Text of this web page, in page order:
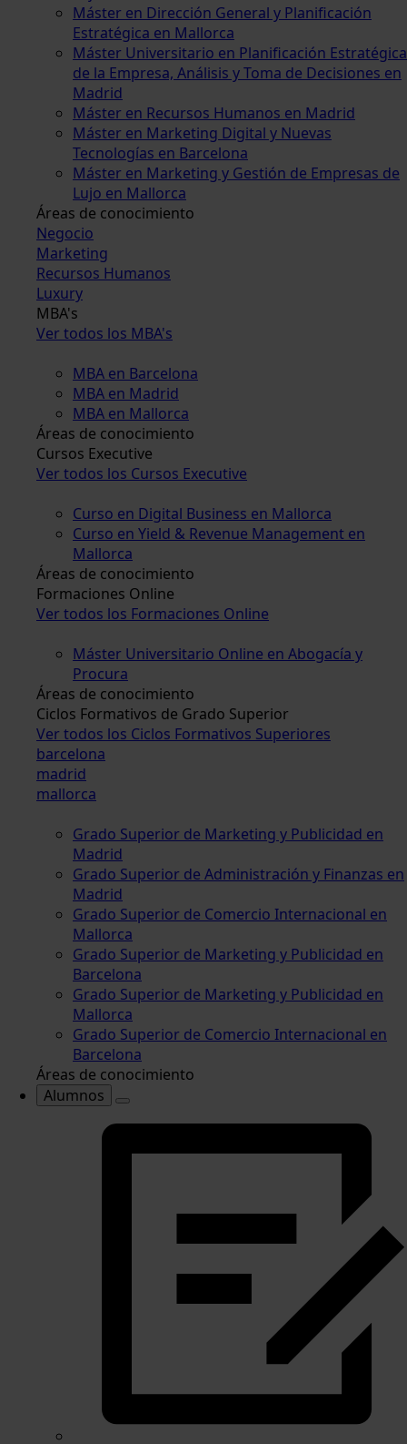
Máster en Dirección General y Planificación
Estratégica en Mallorca
Máster Universitario en Planificación Estratégica
de la Empresa, Análisis y Toma de Decisiones en
Madrid
Máster en Recursos Humanos en Madrid
Máster en Marketing Digital y Nuevas
Tecnologías en Barcelona
Máster en Marketing y Gestión de Empresas de
Lujo en Mallorca
Áreas de conocimiento
Negocio
Marketing
Recursos Humanos
Luxury
MBA's
Ver todos los MBA's
MBA en Barcelona
MBA en Madrid
MBA en Mallorca
Áreas de conocimiento
Cursos Executive
Ver todos los Cursos Executive
Curso en Digital Business en Mallorca
Curso en Yield & Revenue Management en
Mallorca
Áreas de conocimiento
Formaciones Online
Ver todos los Formaciones Online
Máster Universitario Online en Abogacía y
Procura
Áreas de conocimiento
Ciclos Formativos de Grado Superior
Ver todos los Ciclos Formativos Superiores
barcelona
madrid
mallorca
Grado Superior de Marketing y Publicidad en
Madrid
Grado Superior de Administración y Finanzas en
Madrid
Grado Superior de Comercio Internacional en
Mallorca
Grado Superior de Marketing y Publicidad en
Barcelona
Grado Superior de Marketing y Publicidad en
Mallorca
Grado Superior de Comercio Internacional en
Barcelona
Áreas de conocimiento
Alumnos